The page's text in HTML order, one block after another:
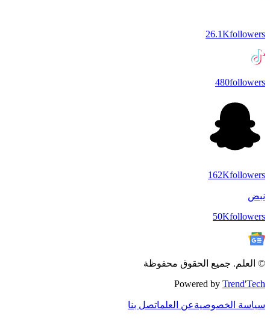
26.1Kfollowers
480followers
162Kfollowers
نبض
50Kfollowers
© العلم. جميع الحقوق محفوظة
Powered by Trend'Tech
سياسة الخصوصيةعن العلماتصل بنا